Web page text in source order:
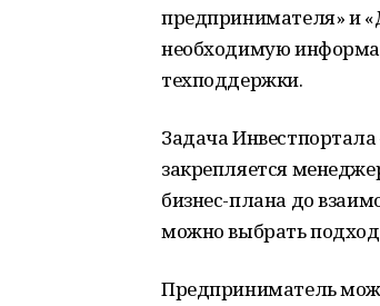
предпринимателя» и
необходимую
техподдержки.
Задача
закрепляется
бизнес-плана до
можно выбрать
Предприниматель